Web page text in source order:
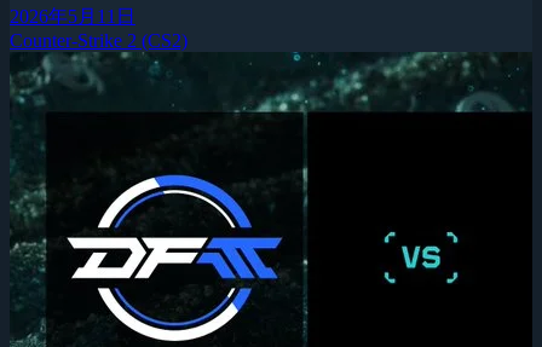
2026年5月11日
Counter-Strike 2 (CS2)